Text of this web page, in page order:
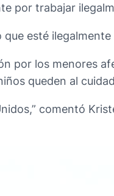
por trabajar
esté
por los menores
queden al
comentó